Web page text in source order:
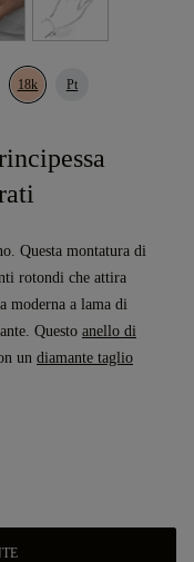
18k Pt
Questa montatura di
rotondi che attira
moderna a lama di
Questo anello di
un diamante taglio